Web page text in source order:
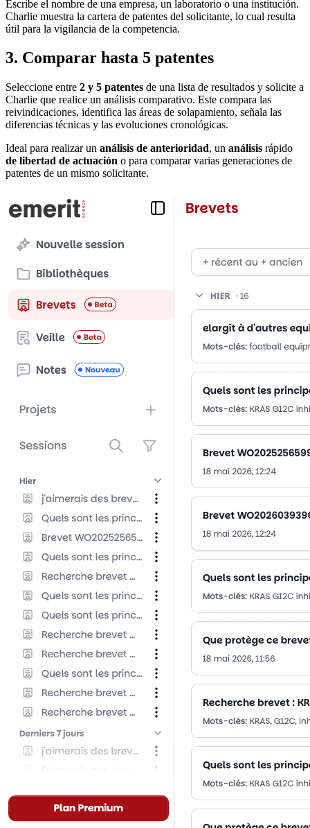
Escribe el nombre de una empresa, un laboratorio o una institución.
Charlie muestra la cartera de patentes del solicitante, lo cual resulta
útil para la vigilancia de la competencia.
3. Comparar hasta 5 patentes
Seleccione entre 2 y 5 patentes de una lista de resultados y solicite a
Charlie que realice un análisis comparativo. Este compara las
reivindicaciones, identifica las áreas de solapamiento, señala las
diferencias técnicas y las evoluciones cronológicas.
Ideal para realizar un análisis de anterioridad, un análisis rápido
de libertad de actuación o para comparar varias generaciones de
patentes de un mismo solicitante.